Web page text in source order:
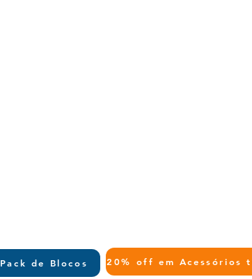
Pack de Blocos 20% off em Acessórios